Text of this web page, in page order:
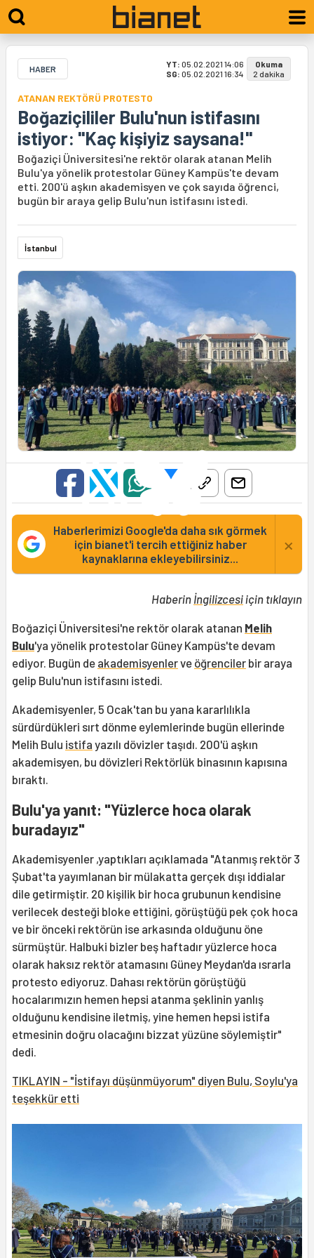
HABER YT: 05.02.2021 14:06
SG: 05.02.2021 16:34
Okuma
2 dakika
ATANAN REKTÖRÜ PROTESTO
Boğaziçililer Bulu'nun istifasını
istiyor: "Kaç kişiyiz saysana!"
Boğaziçi Üniversitesi'ne rektör olarak atanan Melih
Bulu'ya yönelik protestolar Güney Kampüs'te devam
etti. 200'ü aşkın akademisyen ve çok sayıda öğrenci,
bugün bir araya gelip Bulu'nun istifasını istedi.
İstanbul
Haberlerimizi Google'da daha sık görmek
için bianet'i tercih ettiğiniz haber
kaynaklarına ekleyebilirsiniz...
×
Haberin İngilizcesiiçin tıklayın
Boğaziçi Üniversitesi'ne rektör olarak atanan Melih
Bulu'ya yönelik protestolar Güney Kampüs'te devam
ediyor. Bugün de akademisyenlerve öğrenciler bir araya
gelip Bulu'nun istifasını istedi.
Akademisyenler, 5 Ocak'tan bu yana kararlılıkla
sürdürdükleri sırt dönme eylemlerinde bugün ellerinde
Melih Bulu istifa yazılı dövizler taşıdı. 200'ü aşkın
akademisyen, bu dövizleri Rektörlük binasının kapısına
bıraktı.
Bulu'ya yanıt: "Yüzlerce hoca olarak
buradayız"
Akademisyenler ,yaptıkları açıklamada "Atanmış rektör 3
Şubat'ta yayımlanan bir mülakatta gerçek dışı iddialar
dile getirmiştir. 20 kişilik bir hoca grubunun kendisine
verilecek desteği bloke ettiğini, görüştüğü pek çok hoca
ve bir önceki rektörün ise arkasında olduğunu öne
sürmüştür. Halbuki bizler beş haftadır yüzlerce hoca
olarak haksız rektör atamasını Güney Meydan'da ısrarla
protesto ediyoruz. Dahası rektörün görüştüğü
hocalarımızın hemen hepsi atanma şeklinin yanlış
olduğunu kendisine iletmiş, yine hemen hepsi istifa
etmesinin doğru olacağını bizzat yüzüne söylemiştir"
dedi.
TIKLAYIN - "İstifayı düşünmüyorum" diyen Bulu, Soylu'ya
teşekkür etti